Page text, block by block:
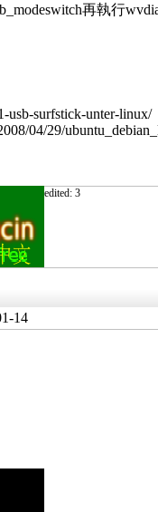
再執行
usb-surfstick-unter-linux/
04/29/
edited: 3
14